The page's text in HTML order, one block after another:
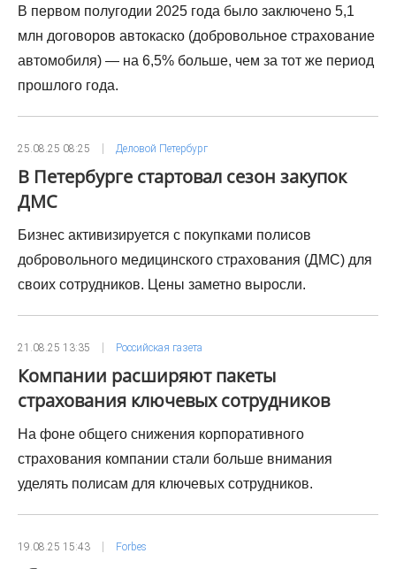
В первом полугодии 2025 года было заключено 5,1
млн договоров автокаско (добровольное страхование
автомобиля) — на 6,5% больше, чем за тот же период
прошлого года.
25.08.25 08:25 Деловой Петербург
В Петербурге стартовал сезон закупок
ДМС
Бизнес активизируется с покупками полисов
добровольного медицинского страхования (ДМС) для
своих сотрудников. Цены заметно выросли.
21.08.25 13:35 Российская газета
Компании расширяют пакеты
страхования ключевых сотрудников
На фоне общего снижения корпоративного
страхования компании стали больше внимания
уделять полисам для ключевых сотрудников.
19.08.25 15:43 Forbes